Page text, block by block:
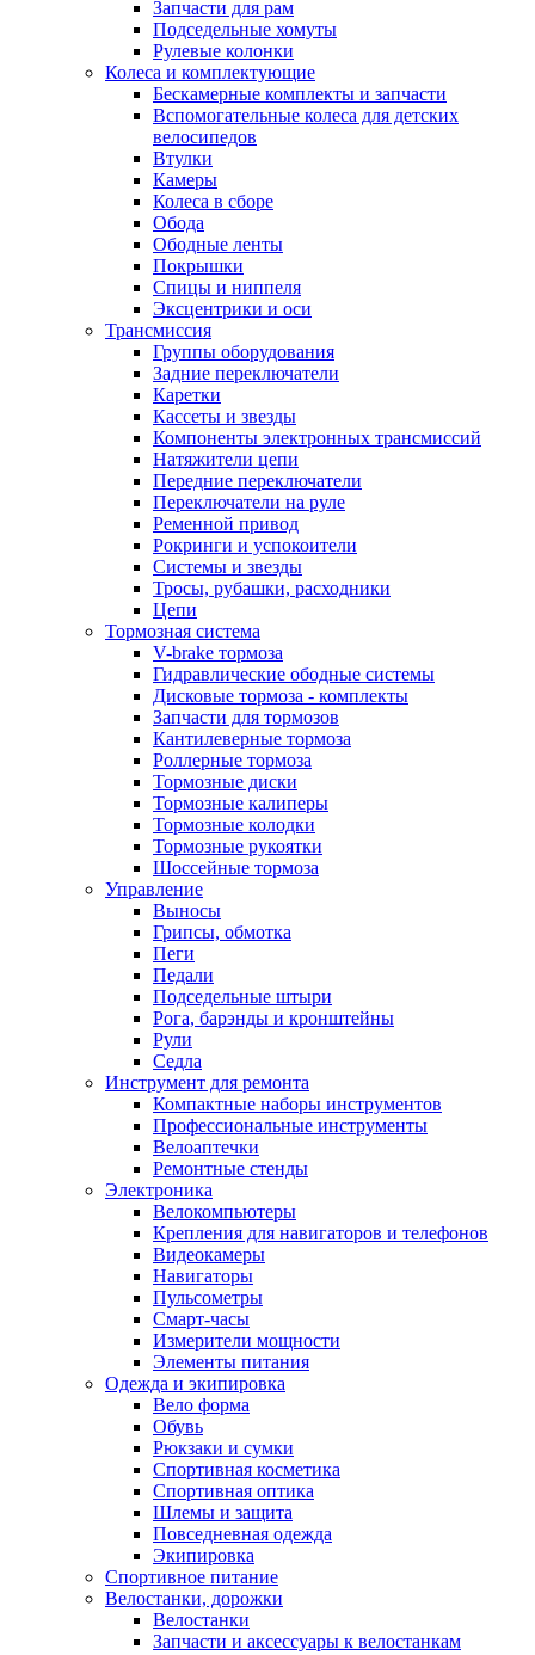
Запчасти для рам
Подседельные хомуты
Рулевые колонки
Колеса и комплектующие
Бескамерные комплекты и запчасти
Вспомогательные колеса для детских
велосипедов
Втулки
Камеры
Колеса в сборе
Обода
Ободные ленты
Покрышки
Спицы и ниппеля
Эксцентрики и оси
Трансмиссия
Группы оборудования
Задние переключатели
Каретки
Кассеты и звезды
Компоненты электронных трансмиссий
Натяжители цепи
Передние переключатели
Переключатели на руле
Ременной привод
Рокринги и успокоители
Системы и звезды
Тросы, рубашки, расходники
Цепи
Тормозная система
V-brake тормоза
Гидравлические ободные системы
Дисковые тормоза - комплекты
Запчасти для тормозов
Кантилеверные тормоза
Роллерные тормоза
Тормозные диски
Тормозные калиперы
Тормозные колодки
Тормозные рукоятки
Шоссейные тормоза
Управление
Выносы
Грипсы, обмотка
Пеги
Педали
Подседельные штыри
Рога, барэнды и кронштейны
Рули
Седла
Инструмент для ремонта
Компактные наборы инструментов
Профессиональные инструменты
Велоаптечки
Ремонтные стенды
Электроника
Велокомпьютеры
Крепления для навигаторов и телефонов
Видеокамеры
Навигаторы
Пульсометры
Смарт-часы
Измерители мощности
Элементы питания
Одежда и экипировка
Вело форма
Обувь
Рюкзаки и сумки
Спортивная косметика
Спортивная оптика
Шлемы и защита
Повседневная одежда
Экипировка
Спортивное питание
Велостанки, дорожки
Велостанки
Запчасти и аксессуары к велостанкам